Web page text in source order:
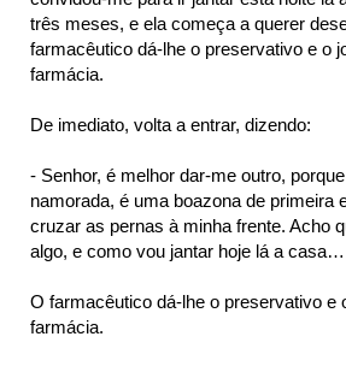
três meses, e ela começa a querer
farmacêutico dá-lhe o preservativo e o
farmácia.
De imediato, volta a entrar, dizendo:
- Senhor, é melhor dar-me outro,
namorada, é uma boazona de primeira
cruzar as pernas à minha frente. Acho
algo, e como vou jantar hoje lá a casa…
O farmacêutico dá-lhe o preservativo e
farmácia.